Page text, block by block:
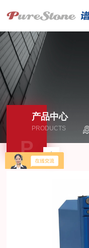
产品中心
PRODUCTS
P